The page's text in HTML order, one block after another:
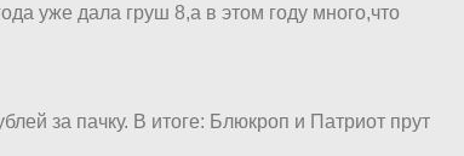
уже дала груш 8,а в этом году много,что
за пачку. В итоге: Блюкроп и Патриот прут